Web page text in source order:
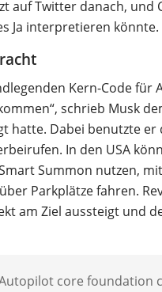
auf Twitter danach, und
Ja interpretieren könnte.
Kern-Code für
schrieb Musk
hatte. Dabei benutzte er
In den USA
Summon nutzen,
Parkplätze fahren.
am Ziel aussteigt und
core foundation